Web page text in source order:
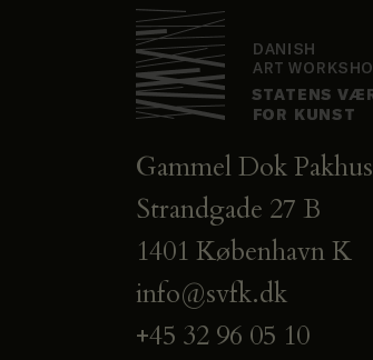
Gammel Dok Pakhus
Strandgade 27 B
1401 København K
info@svfk.dk
+45 32 96 05 10